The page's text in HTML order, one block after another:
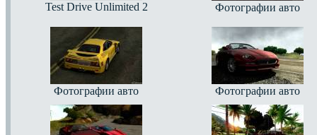
Test Drive Unlimited 2 Фотографии авто
Фотографии авто Фотографии авто